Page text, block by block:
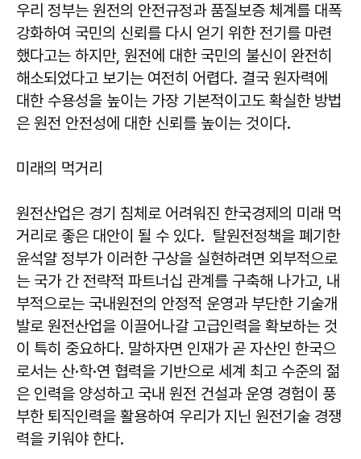
우리 정부는 원전의 안전규정과 품질보증 체계를 대폭
강화하여 국민의 신뢰를 다시 얻기 위한 전기를 마련
했다고는 하지만, 원전에 대한 국민의 불신이 완전히
해소되었다고 보기는 여전히 어렵다. 결국 원자력에
대한 수용성을 높이는 가장 기본적이고도 확실한 방법
은 원전 안전성에 대한 신뢰를 높이는 것이다.
미래의 먹거리
원전산업은 경기 침체로 어려워진 한국경제의 미래 먹
거리로 좋은 대안이 될 수 있다. 탈원전정책을 폐기한
윤석얄 정부가 이러한 구상을 실현하려면 외부적으로
는 국가 간 전략적 파트너십 관계를 구축해 나가고, 내
부적으로는 국내원전의 안정적 운영과 부단한 기술개
발로 원전산업을 이끌어나갈 고급인력을 확보하는 것
이 특히 중요하다. 말하자면 인재가 곧 자산인 한국으
로서는 산·학·연 협력을 기반으로 세계 최고 수준의 젊
은 인력을 양성하고 국내 원전 건설과 운영 경험이 풍
부한 퇴직인력을 활용하여 우리가 지닌 원전기술 경쟁
력을 키워야 한다.